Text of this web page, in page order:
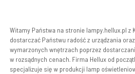
Witamy Państwa na stronie lampy.hellux.pl z
dostarczać Państwu radość z urządzania
wymarzonych wnętrzach poprzez
w rozsądnych cenach. Firma Hellux od
specjalizuje się w produkcji lamp